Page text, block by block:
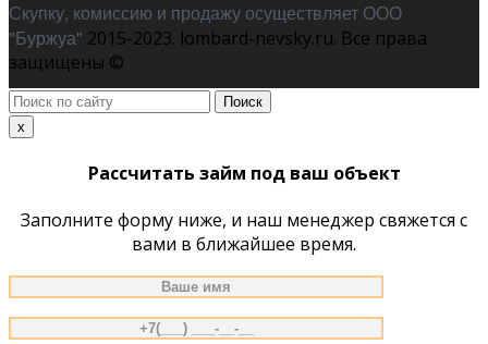
Скупку, комиссию и продажу осуществляет ООО
"Буржуа" 2015-2023. lombard-nevsky.ru. Все права
защищены ©
Поиск
по
x
Рассчитать займ под ваш объект
Заполните форму ниже, и наш менеджер свяжется с
вами в ближайшее время.